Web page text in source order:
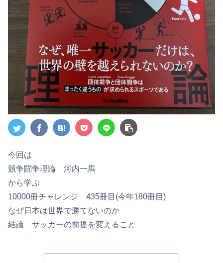
今回は
競争闘争理論 河内一馬
から学ぶ
10000冊チャレンジ 435冊目(今年180冊目)
なぜ日本は世界で勝てないのか
結論 サッカーの前提を変えること